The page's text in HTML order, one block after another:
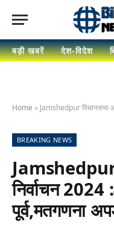
बड़ी खबरें देश-विदेश
Home » Jamshedpur विधानसभा आम
BREAKING NEWS
निर्वाचन
पूर्व,मतगणना